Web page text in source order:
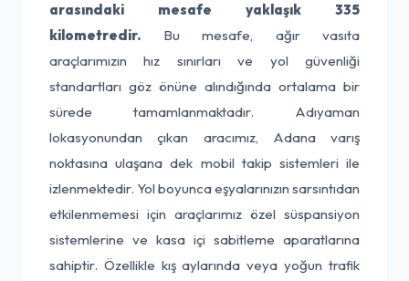
arasındaki mesafe yaklaşık 335
kilometredir. Bu mesafe, ağır vasıta
araçlarımızın hız sınırları ve yol güvenliği
standartları göz önüne alındığında ortalama bir
sürede tamamlanmaktadır. Adıyaman
lokasyonundan çıkan aracımız, Adana varış
noktasına ulaşana dek mobil takip sistemleri ile
izlenmektedir. Yol boyunca eşyalarınızın sarsıntıdan
etkilenmemesi için araçlarımız özel süspansiyon
sistemlerine ve kasa içi sabitleme aparatlarına
sahiptir. Özellikle kış aylarında veya yoğun trafik